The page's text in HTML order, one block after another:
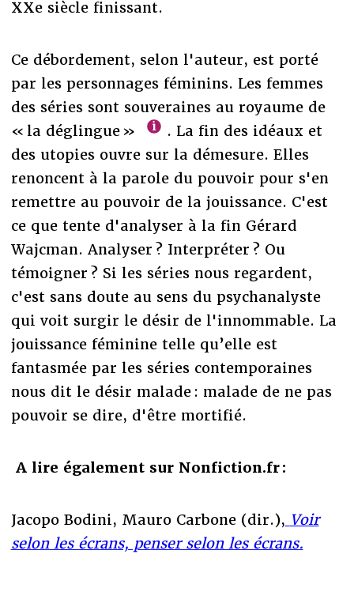
XXe siècle finissant.
Ce débordement, selon l'auteur, est porté
par les personnages féminins. Les femmes
des séries sont souveraines au royaume de
« la déglingue »
. La fin des idéaux et
des utopies ouvre sur la démesure. Elles
renoncent à la parole du pouvoir pour s'en
remettre au pouvoir de la jouissance. C'est
ce que tente d'analyser à la fin Gérard
Wajcman. Analyser ? Interpréter ? Ou
témoigner ? Si les séries nous regardent,
c'est sans doute au sens du psychanalyste
qui voit surgir le désir de l'innommable. La
jouissance féminine telle qu’elle est
fantasmée par les séries contemporaines
nous dit le désir malade : malade de ne pas
pouvoir se dire, d'être mortifié.
A lire également sur Nonfiction.fr :
Jacopo Bodini, Mauro Carbone (dir.), Voir
selon les écrans, penser selon les écrans.